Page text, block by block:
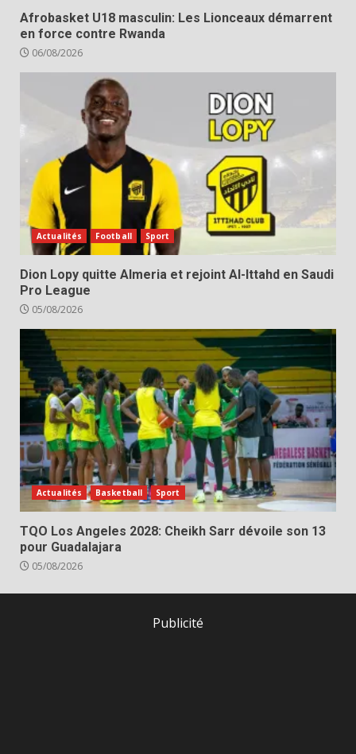
Afrobasket U18 masculin: Les Lionceaux démarrent
en force contre Rwanda
06/08/2026
Actualités Football Sport
Dion Lopy quitte Almeria et rejoint Al-Ittahd en Saudi
Pro League
05/08/2026
Actualités Basketball Sport
TQO Los Angeles 2028: Cheikh Sarr dévoile son 13
pour Guadalajara
05/08/2026
Publicité